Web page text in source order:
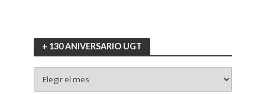
+ 130 ANIVERSARIO UGT
130